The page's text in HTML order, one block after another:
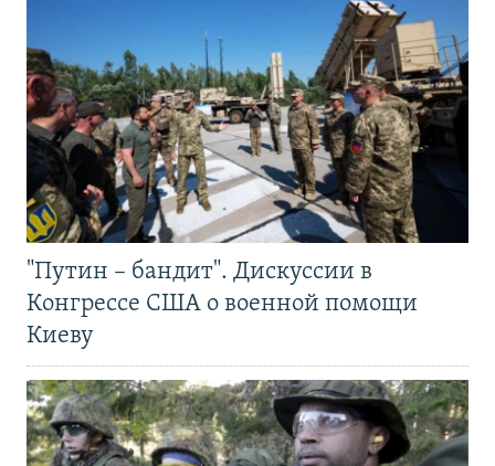
"Путин – бандит". Дискуссии в
Конгрессе США о военной помощи
Киеву